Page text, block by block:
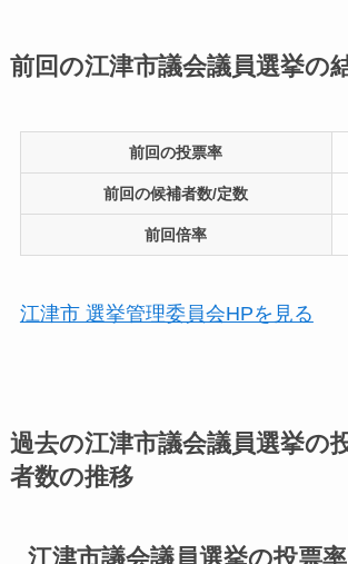
前回の江津市議会議員選挙の
前回の投票率
前回の候補者数/定数
前回倍率
江津市 選挙管理委員会HPを見る
過去の江津市議会議員選挙の
者数の推移
江津市議会議員選挙の投票